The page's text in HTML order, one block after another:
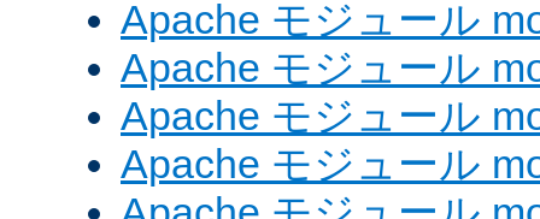
Apache モジュール
Apache モジュール
Apache モジュール
Apache モジュール